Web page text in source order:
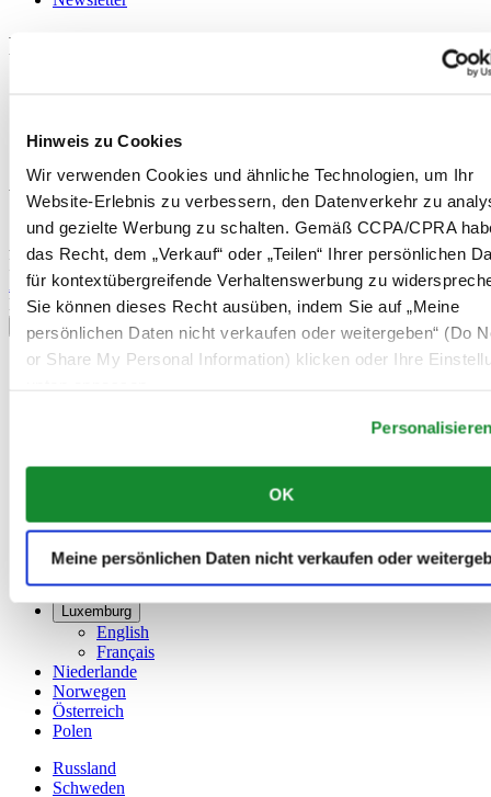
Hinweis zu Cookies
Wir verwenden Cookies und ähnliche Technologien, um Ihr
Website-Erlebnis zu verbessern, den Datenverkehr zu
und gezielte Werbung zu schalten. Gemäß CCPA/CPRA
das Recht, dem „Verkauf“ oder „Teilen“ Ihrer persönlichen
für kontextübergreifende Verhaltenswerbung zu
Sie können dieses Recht ausüben, indem Sie auf „Meine
persönlichen Daten nicht verkaufen oder weitergeben“ (Do
or Share My Personal Information) klicken oder Ihre
OK
Meine persönlichen Daten nicht verkaufen oder
Rechtliches
Hinweis zu Cookies
Verkaufsbedingungen und Konditionen
Willkommen im CERTINA Club
Abonnieren Sie unseren Newsletter und erhalten Sie exklusive
Information
Anmelden
Land/Region auswählen
Sprachumschalter
Belgien
简体中文
Finnland
France
Irland
Luxemburg
English
Français
Niederlande
Norwegen
Österreich
Polen
Russland
Schweden